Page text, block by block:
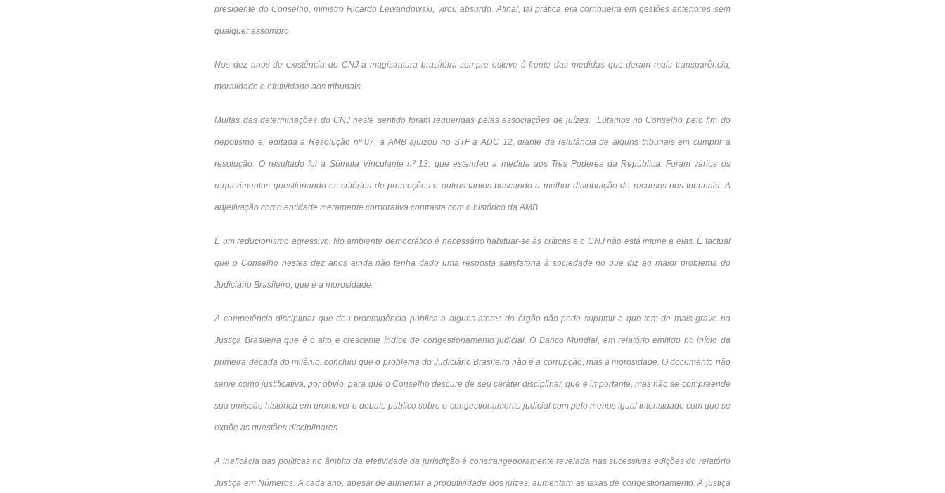
presidente do Conselho, ministro Ricardo Lewandowski, virou absurdo. Afinal, tal prática era corriqueira em gestões anteriores sem
qualquer assombro.
Nos dez anos de existência do CNJ a magistratura brasileira sempre esteve à frente das medidas que deram mais transparência,
moralidade e efetividade aos tribunais.
Muitas das determinações do CNJ neste sentido foram requeridas pelas associações de juízes. Lutamos no Conselho pelo fim do
nepotismo e, editada a Resolução nº 07, a AMB ajuizou no STF a ADC 12, diante da relutância de alguns tribunais em cumprir a
resolução. O resultado foi a Súmula Vinculante nº 13, que estendeu a medida aos Três Poderes da República. Foram vários os
requerimentos questionando os critérios de promoções e outros tantos buscando a melhor distribuição de recursos nos tribunais. A
adjetivação como entidade meramente corporativa contrasta com o histórico da AMB.
É um reducionismo agressivo. No ambiente democrático é necessário habituar-se às críticas e o CNJ não está imune a elas. É factual
que o Conselho nestes dez anos ainda não tenha dado uma resposta satisfatória à sociedade no que diz ao maior problema do
Judiciário Brasileiro, que é a morosidade.
A competência disciplinar que deu proeminência pública a alguns atores do órgão não pode suprimir o que tem de mais grave na
Justiça Brasileira que é o alto e crescente índice de congestionamento judicial. O Banco Mundial, em relatório emitido no início da
primeira década do milênio, concluiu que o problema do Judiciário Brasileiro não é a corrupção, mas a morosidade. O documento não
serve como justificativa, por óbvio, para que o Conselho descure de seu caráter disciplinar, que é importante, mas não se compreende
sua omissão histórica em promover o debate público sobre o congestionamento judicial com pelo menos igual intensidade com que se
expõe as questões disciplinares.
A ineficácia das políticas no âmbito da efetividade da jurisdição é constrangedoramente revelada nas sucessivas edições do relatório
Justiça em Números. A cada ano, apesar de aumentar a produtividade dos juízes, aumentam as taxas de congestionamento. A justiça